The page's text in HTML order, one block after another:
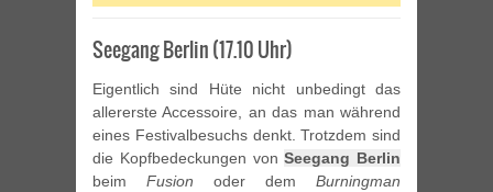
Seegang Berlin (17.10 Uhr)
Eigentlich sind Hüte nicht unbedingt das
allererste Accessoire, an das man während
eines Festivalbesuchs denkt. Trotzdem sind
die Kopfbedeckungen vonSeegang Berlin
beim Fusion oder dem Burningman